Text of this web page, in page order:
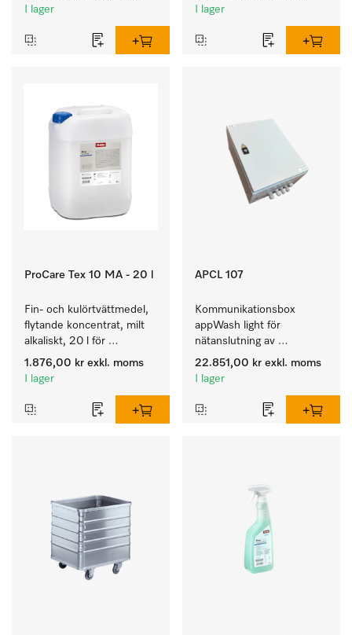
I lager
I lager
ProCare Tex 10 MA - 20 l
Fin- och kulörtvättmedel,
flytande koncentrat, milt
alkaliskt, 20 l för
rengöring av kulörtvätt
och ömtåliga textilier.
1.876,00 kr exkl. moms
I lager
APCL 107
Kommunikationsbox
appWash light för
nätanslutning av
tvättmaskiner/torktumlare
m appWash Services PAY
22.851,00 kr exkl. moms
I lager